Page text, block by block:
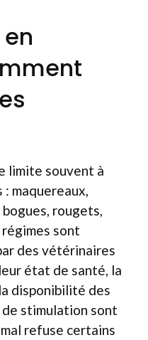
limite souvent à
maquereaux,
rougets,
sont
des vétérinaires
état de santé, la
disponibilité des
stimulation sont
refuse certains